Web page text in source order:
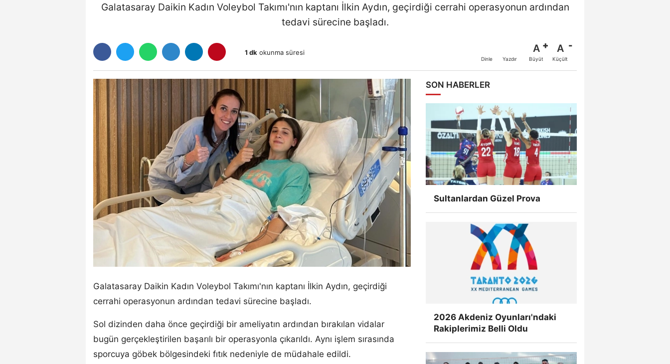
Galatasaray Daikin Kadın Voleybol Takımı'nın kaptanı İlkin Aydın, geçirdiği cerrahi operasyonun ardından
tedavi sürecine başladı.
1 dk okunma süresi
Dinle Yazdır
A
Büyüt
A
Küçült
Galatasaray Daikin Kadın Voleybol Takımı'nın kaptanı İlkin Aydın, geçirdiği
cerrahi operasyonun ardından tedavi sürecine başladı.
Sol dizinden daha önce geçirdiği bir ameliyatın ardından bırakılan vidalar
bugün gerçekleştirilen başarılı bir operasyonla çıkarıldı. Aynı işlem sırasında
sporcuya göbek bölgesindeki fıtık nedeniyle de müdahale edildi.
SON HABERLER
Sultanlardan Güzel Prova
2026 Akdeniz Oyunları'ndaki
Rakiplerimiz Belli Oldu